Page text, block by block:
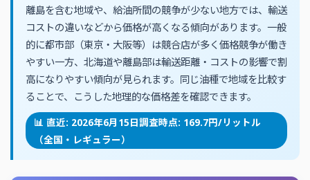
離島を含む地域や、給油所間の競争が少ない地方では、輸送
コストの違いなどから価格が高くなる傾向があります。一般
的に都市部（東京・大阪等）は競合店が多く価格競争が働き
やすい一方、北海道や離島部は輸送距離・コストの影響で割
高になりやすい傾向が見られます。同じ油種で地域を比較す
ることで、こうした地理的な価格差を確認できます。
📊 直近: 2026年6月15日調査時点: 169.7円/リットル
（全国・レギュラー）